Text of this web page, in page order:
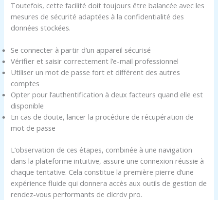
Toutefois, cette facilité doit toujours être balancée avec les
mesures de sécurité adaptées à la confidentialité des
données stockées.
Se connecter à partir d’un appareil sécurisé
Vérifier et saisir correctement l’e-mail professionnel
Utiliser un mot de passe fort et différent des autres
comptes
Opter pour l’authentification à deux facteurs quand elle est
disponible
En cas de doute, lancer la procédure de récupération de
mot de passe
L’observation de ces étapes, combinée à une navigation
dans la plateforme intuitive, assure une connexion réussie à
chaque tentative. Cela constitue la première pierre d’une
expérience fluide qui donnera accès aux outils de gestion de
rendez-vous performants de clicrdv pro.